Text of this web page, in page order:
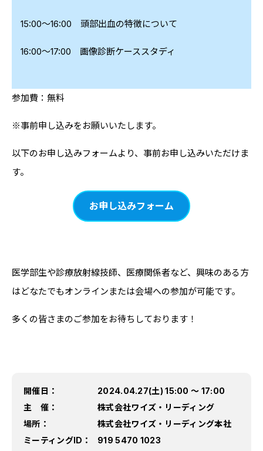
15:00〜16:00 頭部出血の特徴について
16:00〜17:00 画像診断ケーススタディ
参加費：無料
※事前申し込みをお願いいたします。
以下のお申し込みフォームより、事前お申し込みいただけま
す。
お申し込みフォーム
医学部生や診療放射線技師、医療関係者など、興味のある方
はどなたでもオンラインまたは会場への参加が可能です。
多くの皆さまのご参加をお待ちしております！
開催日：
2024.04.27(土) 15:00 〜 17:00
主 催：
株式会社ワイズ・リーディング
場所：
株式会社ワイズ・リーディング本社
ミーティングID：
919 5470 1023